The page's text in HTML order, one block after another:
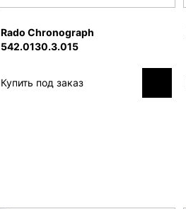
Rado Chronograph
542.0130.3.015
Купить под заказ